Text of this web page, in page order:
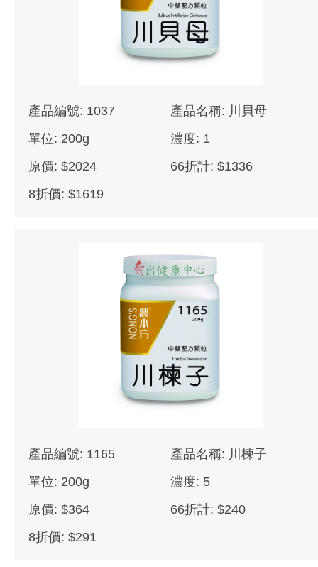
產品編號: 1037
產品名稱: 川貝母
單位: 200g
濃度: 1
原價: $2024
66折計: $1336
8折價: $1619
產品編號: 1165
產品名稱: 川楝子
單位: 200g
濃度: 5
原價: $364
66折計: $240
8折價: $291